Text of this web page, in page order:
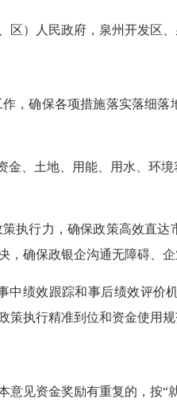
）人民政府，泉州开发区、
，确保各项措施落实落细
金、土地、用能、用水、环
执行力，确保政策高效直
确保政银企沟通无障碍、企
中绩效跟踪和事后绩效评价
执行精准到位和资金使用规
资金奖励有重复的，按“